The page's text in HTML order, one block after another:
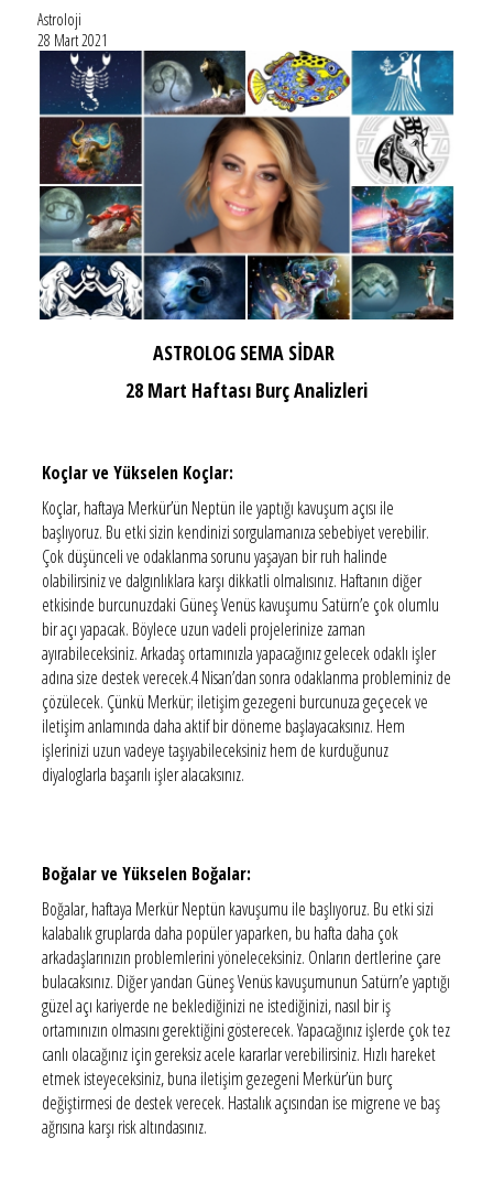
Astroloji
28 Mart 2021
ASTROLOG SEMA SİDAR
28 Mart Haftası Burç Analizleri
Koçlar ve Yükselen Koçlar:
Koçlar, haftaya Merkür’ün Neptün ile yaptığı kavuşum açısı ile
başlıyoruz. Bu etki sizin kendinizi sorgulamanıza sebebiyet verebilir.
Çok düşünceli ve odaklanma sorunu yaşayan bir ruh halinde
olabilirsiniz ve dalgınlıklara karşı dikkatli olmalısınız. Haftanın diğer
etkisinde burcunuzdaki Güneş Venüs kavuşumu Satürn’e çok olumlu
bir açı yapacak. Böylece uzun vadeli projelerinize zaman
ayırabileceksiniz. Arkadaş ortamınızla yapacağınız gelecek odaklı işler
adına size destek verecek.4 Nisan’dan sonra odaklanma probleminiz de
çözülecek. Çünkü Merkür; iletişim gezegeni burcunuza geçecek ve
iletişim anlamında daha aktif bir döneme başlayacaksınız. Hem
işlerinizi uzun vadeye taşıyabileceksiniz hem de kurduğunuz
diyaloglarla başarılı işler alacaksınız.
Boğalar ve Yükselen Boğalar:
Boğalar, haftaya Merkür Neptün kavuşumu ile başlıyoruz. Bu etki sizi
kalabalık gruplarda daha popüler yaparken, bu hafta daha çok
arkadaşlarınızın problemlerini yöneleceksiniz. Onların dertlerine çare
bulacaksınız. Diğer yandan Güneş Venüs kavuşumunun Satürn’e yaptığı
güzel açı kariyerde ne beklediğinizi ne istediğinizi, nasıl bir iş
ortamınızın olmasını gerektiğini gösterecek. Yapacağınız işlerde çok tez
canlı olacağınız için gereksiz acele kararlar verebilirsiniz. Hızlı hareket
etmek isteyeceksiniz, buna iletişim gezegeni Merkür’ün burç
değiştirmesi de destek verecek. Hastalık açısından ise migrene ve baş
ağrısına karşı risk altındasınız.